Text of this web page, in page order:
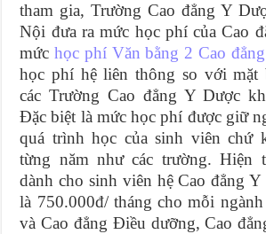
tham gia, Trường Cao đẳng Y
Nội đưa ra mức học phí của Cao
mứchọc phí Văn bằng 2 Cao
học phí hệ liên thông so với mặt
các Trường Cao đẳng Y Dược
Đặc biệt là mức học phí được giữ
quá trình học của sinh viên chứ
từng năm như các trường. Hiện
dành cho sinh viên hệ Cao đẳng
là 750.000đ/ tháng cho mỗi
và Cao đẳng Điều dưỡng, Cao